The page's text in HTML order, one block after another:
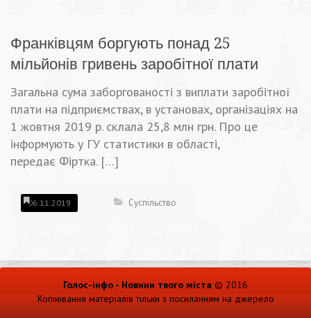
Франківцям боргують понад 25
мільйонів гривень заробітної плати
Загальна сума заборгованості з виплати заробітної
плати на підприємствах, в установах, організаціях на
1 жовтня 2019 р. склала 25,8 млн грн. Про це
інформують у ГУ статистики в області,
передає Фіртка. […]
06.11.2019 Суспільство
Голос-інфо - Новини твого міста © 2016
Копіювання матеріалів тільки з посиланням на джерело